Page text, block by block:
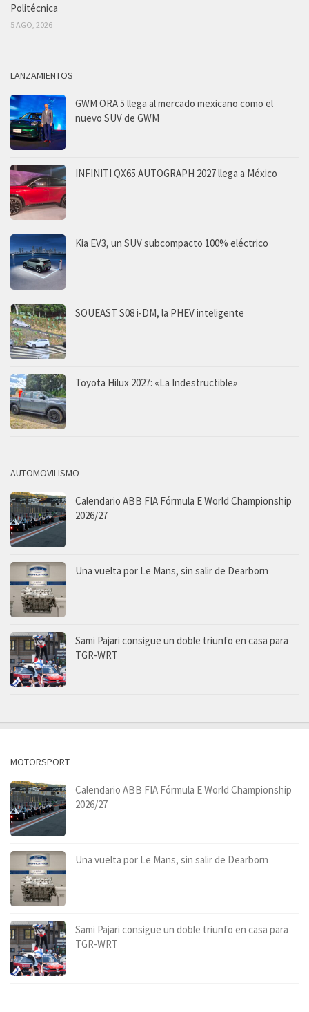
Politécnica
5 AGO, 2026
LANZAMIENTOS
GWM ORA 5 llega al mercado mexicano como el
nuevo SUV de GWM
INFINITI QX65 AUTOGRAPH 2027 llega a México
Kia EV3, un SUV subcompacto 100% eléctrico
SOUEAST S08 i-DM, la PHEV inteligente
Toyota Hilux 2027: «La Indestructible»
AUTOMOVILISMO
Calendario ABB FIA Fórmula E World Championship
2026/27
Una vuelta por Le Mans, sin salir de Dearborn
Sami Pajari consigue un doble triunfo en casa para
TGR-WRT
MOTORSPORT
Calendario ABB FIA Fórmula E World Championship
2026/27
Una vuelta por Le Mans, sin salir de Dearborn
Sami Pajari consigue un doble triunfo en casa para
TGR-WRT